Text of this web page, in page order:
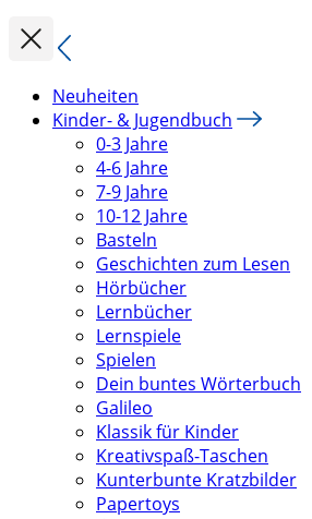
Neuheiten
Kinder- & Jugendbuch
0-3 Jahre
4-6 Jahre
7-9 Jahre
10-12 Jahre
Basteln
Geschichten zum Lesen
Hörbücher
Lernbücher
Lernspiele
Spielen
Dein buntes Wörterbuch
Galileo
Klassik für Kinder
Kreativspaß-Taschen
Kunterbunte Kratzbilder
Papertoys